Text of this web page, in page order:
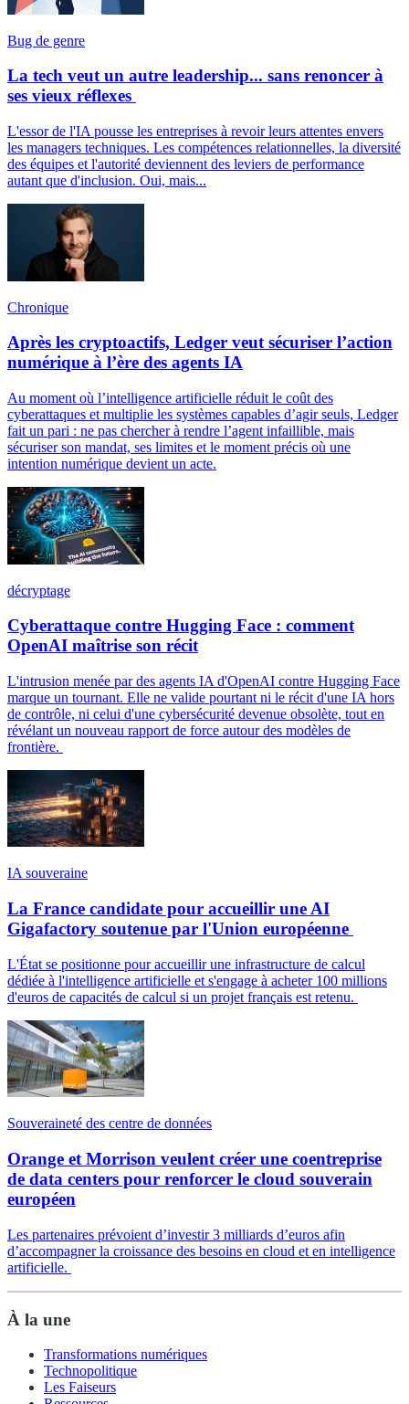
Bug de genre
La tech veut un autre leadership... sans renoncer à
ses vieux réflexes
L'essor de l'IA pousse les entreprises à revoir leurs attentes envers
les managers techniques. Les compétences relationnelles, la diversité
des équipes et l'autorité deviennent des leviers de performance
autant que d'inclusion. Oui, mais...
Chronique
Après les cryptoactifs, Ledger veut sécuriser l’action
numérique à l’ère des agents IA
Au moment où l’intelligence artificielle réduit le coût des
cyberattaques et multiplie les systèmes capables d’agir seuls, Ledger
fait un pari : ne pas chercher à rendre l’agent infaillible, mais
sécuriser son mandat, ses limites et le moment précis où une
intention numérique devient un acte.
décryptage
Cyberattaque contre Hugging Face : comment
OpenAI maîtrise son récit
L'intrusion menée par des agents IA d'OpenAI contre Hugging Face
marque un tournant. Elle ne valide pourtant ni le récit d'une IA hors
de contrôle, ni celui d'une cybersécurité devenue obsolète, tout en
révélant un nouveau rapport de force autour des modèles de
frontière.
IA souveraine
La France candidate pour accueillir une AI
Gigafactory soutenue par l'Union européenne
L'État se positionne pour accueillir une infrastructure de calcul
dédiée à l'intelligence artificielle et s'engage à acheter 100 millions
d'euros de capacités de calcul si un projet français est retenu.
Souveraineté des centre de données
Orange et Morrison veulent créer une coentreprise
de data centers pour renforcer le cloud souverain
européen
Les partenaires prévoient d’investir 3 milliards d’euros afin
d’accompagner la croissance des besoins en cloud et en intelligence
artificielle.
À la une
Transformations numériques
Technopolitique
Les Faiseurs